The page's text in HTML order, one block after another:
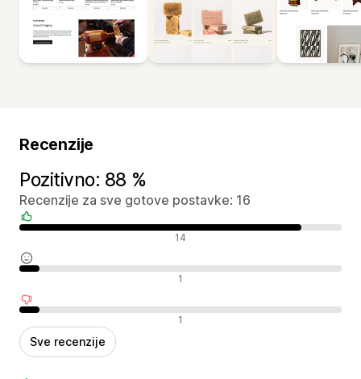
Recenzije
Pozitivno: 88 %
Recenzije za sve gotove postavke: 16
Pozitivne recenzije 14
Neutralne recenzije 1
Negativne recenzije 1
Sve recenzije